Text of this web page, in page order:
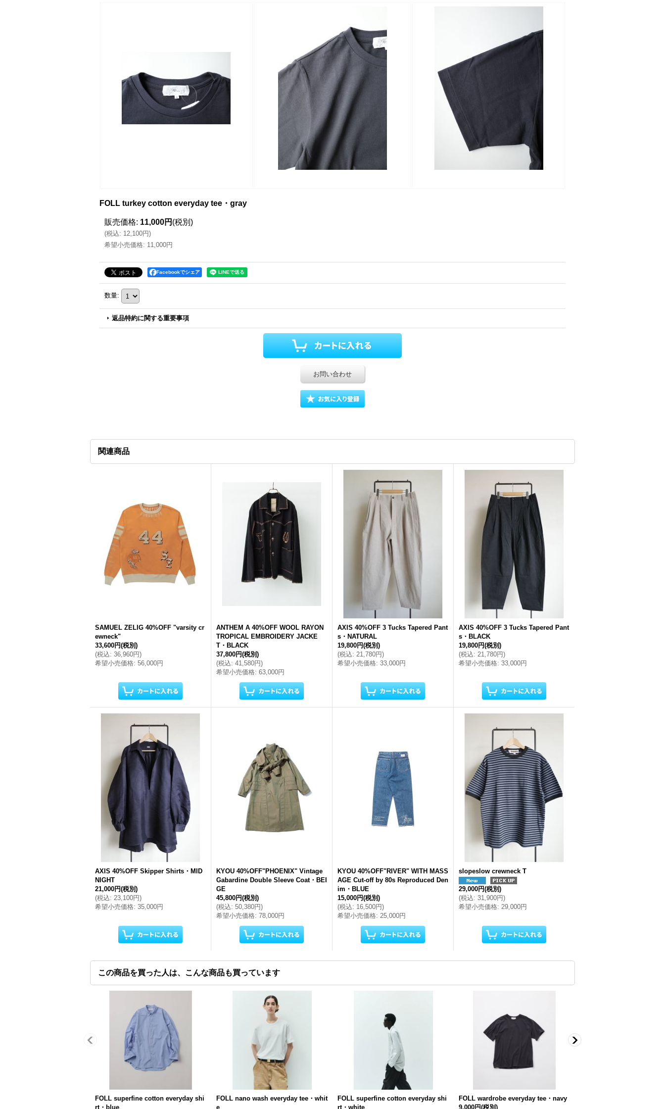
FOLL turkey cotton everyday tee・gray
販売価格: 11,000円 (税別)
(税込: 12,100円)
希望小売価格: 11,000円
Facebookでシェア
数量:
返品特約に関する重要事項
お問い合わせ
関連商品
SAMUEL ZELIG 40%OFF "varsity cr
ewneck"
33,600円(税別)
(税込: 36,960円)
希望小売価格: 56,000円
ANTHEM A 40%OFF WOOL RAYON
TROPICAL EMBROIDERY JACKE
T・BLACK
37,800円(税別)
(税込: 41,580円)
希望小売価格: 63,000円
AXIS 40%OFF 3 Tucks Tapered Pant
s・NATURAL
19,800円(税別)
(税込: 21,780円)
希望小売価格: 33,000円
AXIS 40%OFF 3 Tucks Tapered Pant
s・BLACK
19,800円(税別)
(税込: 21,780円)
希望小売価格: 33,000円
AXIS 40%OFF Skipper Shirts・MID
NIGHT
21,000円(税別)
(税込: 23,100円)
希望小売価格: 35,000円
KYOU 40%OFF"PHOENIX" Vintage
Gabardine Double Sleeve Coat・BEI
GE
45,800円(税別)
(税込: 50,380円)
希望小売価格: 78,000円
KYOU 40%OFF"RIVER" WITH MASS
AGE Cut-off by 80s Reproduced Den
im・BLUE
15,000円(税別)
(税込: 16,500円)
希望小売価格: 25,000円
slopeslow crewneck T
29,000円(税別)
(税込: 31,900円)
希望小売価格: 29,000円
この商品を買った人は、こんな商品も買っています
FOLL superfine cotton everyday shi
rt・blue
FOLL nano wash everyday tee・whit
e
FOLL superfine cotton everyday shi
rt・white
FOLL wardrobe everyday tee・navy
9,000円(税別)